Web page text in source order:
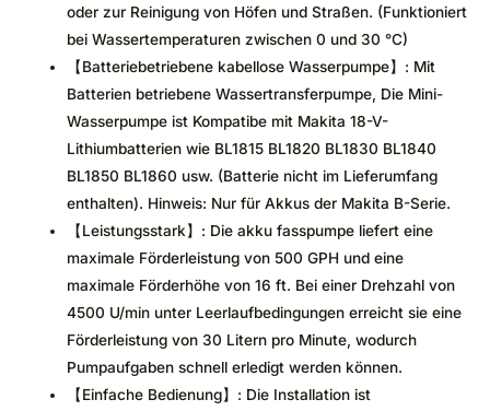
oder zur Reinigung von Höfen und Straßen. (Funktioniert
bei Wassertemperaturen zwischen 0 und 30 °C)
【Batteriebetriebene kabellose Wasserpumpe】: Mit
Batterien betriebene Wassertransferpumpe, Die Mini-
Wasserpumpe ist Kompatibe mit Makita 18-V-
Lithiumbatterien wie BL1815 BL1820 BL1830 BL1840
BL1850 BL1860 usw. (Batterie nicht im Lieferumfang
enthalten). Hinweis: Nur für Akkus der Makita B-Serie.
【Leistungsstark】: Die akku fasspumpe liefert eine
maximale Förderleistung von 500 GPH und eine
maximale Förderhöhe von 16 ft. Bei einer Drehzahl von
4500 U/min unter Leerlaufbedingungen erreicht sie eine
Förderleistung von 30 Litern pro Minute, wodurch
Pumpaufgaben schnell erledigt werden können.
【Einfache Bedienung】: Die Installation ist